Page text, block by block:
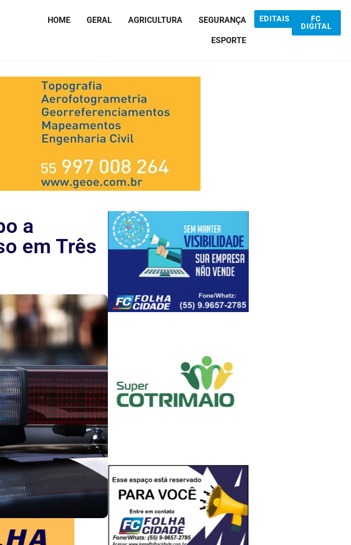
HOME GERAL AGRICULTURA SEGURANÇA
ESPORTE
EDITAIS
FC
DIGITAL
a
em Três